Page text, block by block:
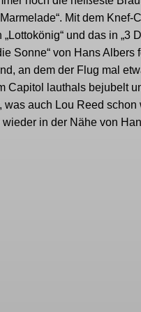
Mit dem Knef-
und das in „3
Sonne“ von Hans Albers
an dem der Flug mal
Capitol lauthals bejubelt
was auch Lou Reed schon
in der Nähe von